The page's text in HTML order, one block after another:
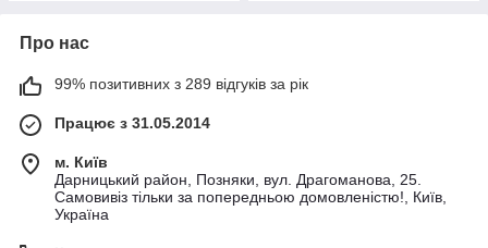
Про нас
99% позитивних з 289 відгуків за рік
Працює з 31.05.2014
м. Київ
Дарницький район, Позняки, вул. Драгоманова, 25.
Самовивіз тільки за попередньою домовленістю!, Київ,
Україна